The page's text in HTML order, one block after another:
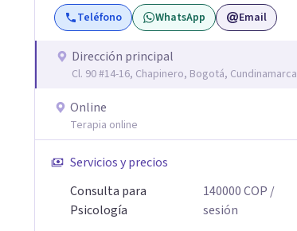
Teléfono WhatsApp Email
Dirección principal
Cl. 90 #14-16, Chapinero, Bogotá, Cundinamarca
Online
Terapia online
Servicios y precios
Consulta para
Psicología
140000COP /
sesión